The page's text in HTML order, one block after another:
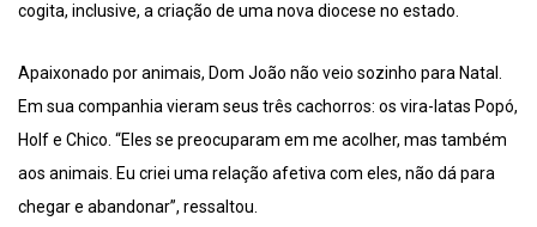
cogita, inclusive, a criação de uma nova diocese no estado.
Apaixonado por animais, Dom João não veio sozinho para Natal.
Em sua companhia vieram seus três cachorros: os vira-latas Popó,
Holf e Chico. “Eles se preocuparam em me acolher, mas também
aos animais. Eu criei uma relação afetiva com eles, não dá para
chegar e abandonar”, ressaltou.